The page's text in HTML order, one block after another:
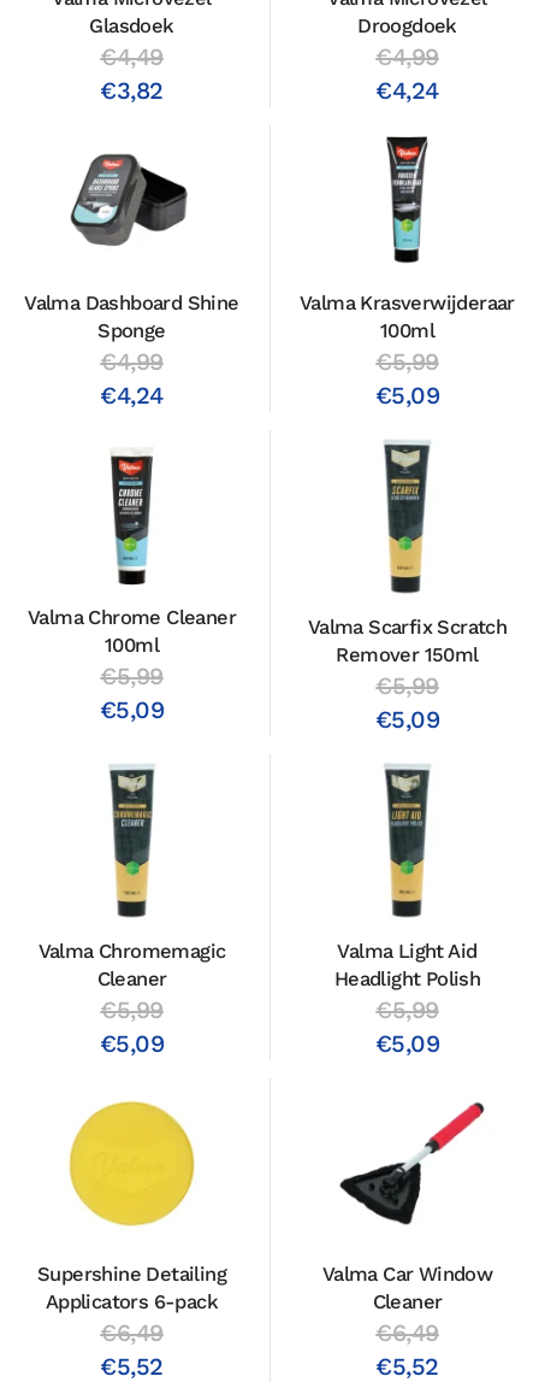
Glasdoek
€4,49
€3,82
Droogdoek
€4,99
€4,24
Valma Dashboard Shine
Sponge
€4,99
€4,24
Valma Krasverwijderaar
100ml
€5,99
€5,09
Valma Chrome Cleaner
100ml
€5,99
€5,09
Valma Scarfix Scratch
Remover 150ml
€5,99
€5,09
Valma Chromemagic
Cleaner
€5,99
€5,09
Valma Light Aid
Headlight Polish
€5,99
€5,09
Supershine Detailing
Applicators 6-pack
€6,49
€5,52
Valma Car Window
Cleaner
€6,49
€5,52